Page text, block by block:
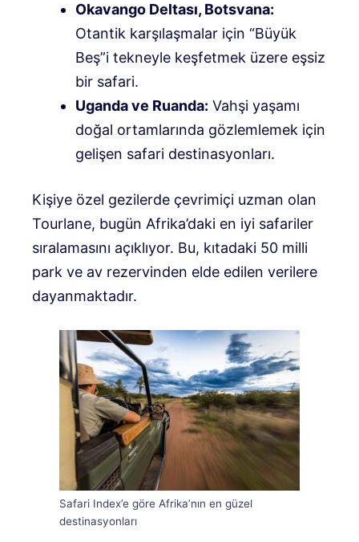
Okavango Deltası, Botsvana:
Otantik karşılaşmalar için “Büyük
Beş”i tekneyle keşfetmek üzere eşsiz
bir safari.
Uganda ve Ruanda: Vahşi yaşamı
doğal ortamlarında gözlemlemek için
gelişen safari destinasyonları.
Kişiye özel gezilerde çevrimiçi uzman olan
Tourlane, bugün Afrika’daki en iyi safariler
sıralamasını açıklıyor. Bu, kıtadaki 50 milli
park ve av rezervinden elde edilen verilere
dayanmaktadır.
Safari Index’e göre Afrika’nın en güzel
destinasyonları